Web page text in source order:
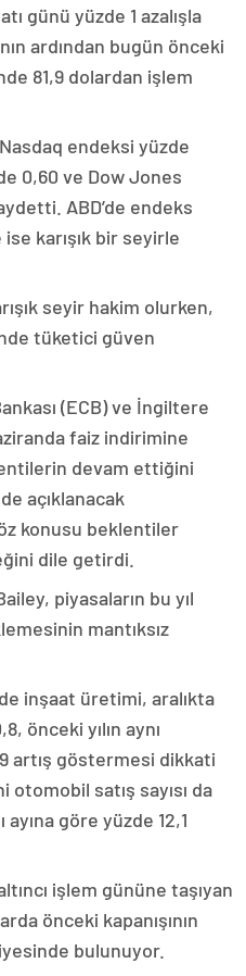
günü yüzde 1 azalışla
ardından bugün önceki
81,9 dolardan işlem
endeksi yüzde
0,60 ve Dow Jones
ABD’de endeks
karışık bir seyirle
seyir hakim olurken,
tüketici güven
(ECB) ve İngiltere
faiz indirimine
devam ettiğini
açıklanacak
konusu beklentiler
dile getirdi.
piyasaların bu yıl
mantıksız
inşaat üretimi, aralıkta
önceki yılın aynı
artış göstermesi dikkati
otomobil satış sayısı da
ayına göre yüzde 12,1
işlem gününe taşıyan
önceki kapanışının
bulunuyor.